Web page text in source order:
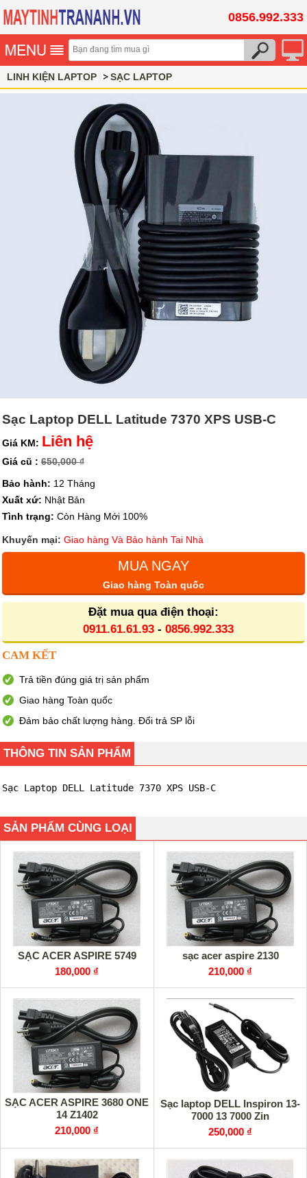
0856.992.333
LINH KIỆN LAPTOP SẠC LAPTOP
Sạc Laptop DELL Latitude 7370 XPS USB-C
Giá KM: Liên hệ
Giá cũ : 650,000 ₫
Bảo hành: 12 Tháng
Xuất xứ: Nhật Bản
Tình trạng: Còn Hàng Mới 100%
Khuyến mại: Giao hàng Và Bảo hành Tai Nhà
MUA NGAY
Giao hàng Toàn quốc
Đặt mua qua điện thoại:
0911.61.61.93- 0856.992.333
CAM KẾT
Trả tiền đúng giá trị sản phẩm
Giao hàng Toàn quốc
Đảm bảo chất lượng hàng. Đổi trả SP lỗi
THÔNG TIN SẢN PHẨM
Sạc Laptop DELL Latitude 7370 XPS USB-C
SẢN PHẨM CÙNG LOẠI
SẠC ACER ASPIRE 5749
180,000 ₫
sạc acer aspire 2130
210,000 ₫
SẠC ACER ASPIRE 3680 ONE
14 Z1402
210,000 ₫
Sạc laptop DELL Inspiron 13-
7000 13 7000 Zin
250,000 ₫